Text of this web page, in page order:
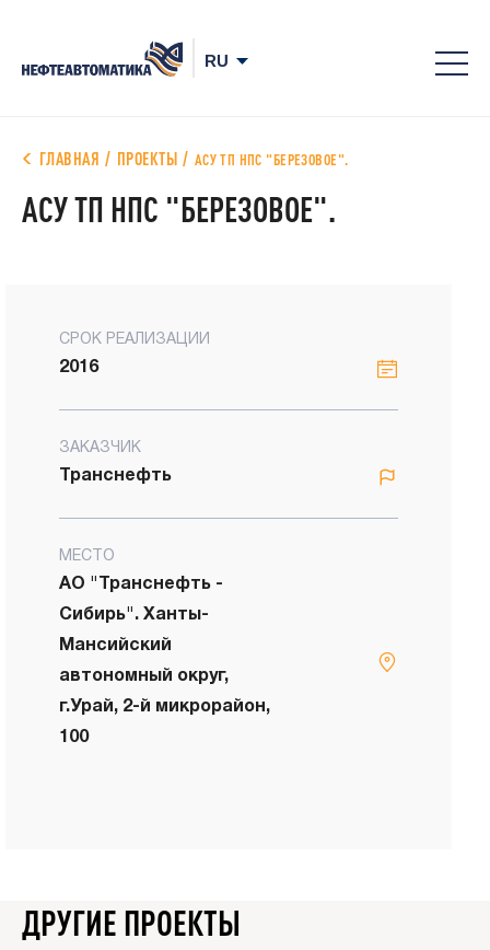
ГЛАВНАЯ ПРОЕКТЫ АСУ ТП НПС "БЕРЕЗОВОЕ".
АСУ ТП НПС "БЕРЕЗОВОЕ".
СРОК РЕАЛИЗАЦИИ
2016
ЗАКАЗЧИК
Транснефть
МЕСТО
АО "Транснефть -
Сибирь". Ханты-
Мансийский
автономный округ,
г.Урай, 2-й микрорайон,
100
ДРУГИЕ ПРОЕКТЫ